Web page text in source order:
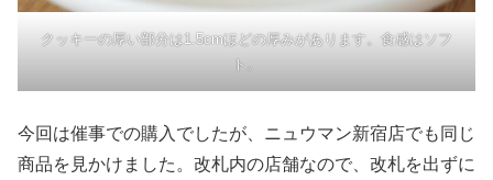
クッキーの厚い部分は1.5cmほどの厚みがあります。食感はソフ
ト。
今回は催事での購入でしたが、ニュウマン新宿店でも同じ
商品を見かけました。改札内の店舗なので、改札を出ずに